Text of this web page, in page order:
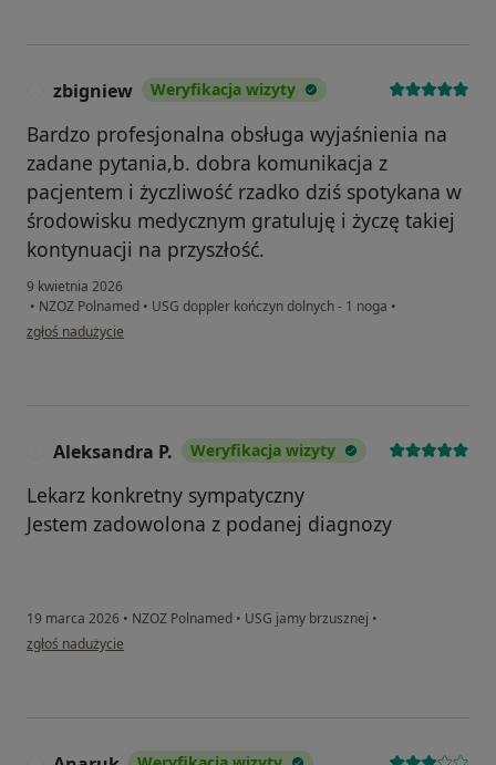
zbigniew Weryfikacja wizyty
Bardzo profesjonalna obsługa wyjaśnienia na
zadane pytania,b. dobra komunikacja z
pacjentem i życzliwość rzadko dziś spotykana w
środowisku medycznym gratuluję i życzę takiej
kontynuacji na przyszłość.
9 kwietnia 2026
• NZOZ Polnamed • USG doppler kończyn dolnych - 1 noga •
w opinii użytkownika zbigniew
zgłoś nadużycie
Aleksandra P. Weryfikacja wizyty
Lekarz konkretny sympatyczny
Jestem zadowolona z podanej diagnozy
19 marca 2026 • NZOZ Polnamed • USG jamy brzusznej •
w opinii użytkownika Aleksandra P.
zgłoś nadużycie